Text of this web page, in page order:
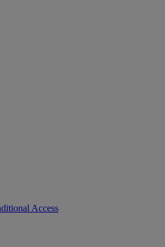
Access